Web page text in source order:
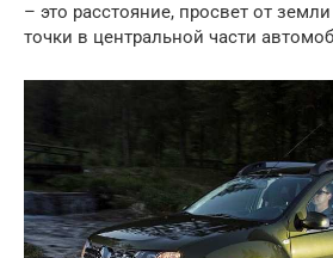
– это расстояние, просвет от
точки в центральной части